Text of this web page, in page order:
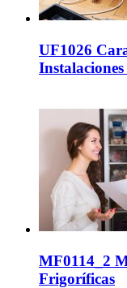
UF1026
MF0114_2
Frigoríficas